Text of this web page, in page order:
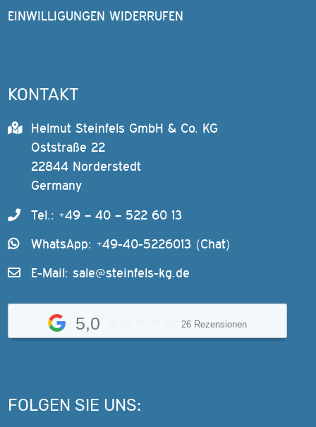
EINWILLIGUNGEN WIDERRUFEN
KONTAKT
Helmut Steinfels GmbH & Co. KG
Oststraße 22
22844 Norderstedt
Germany
Tel.: +49 – 40 – 522 60 13
WhatsApp: +49-40-5226013 (Chat)
E-Mail: sale@steinfels-kg.de
5,0 26 Rezensionen
FOLGEN SIE UNS: